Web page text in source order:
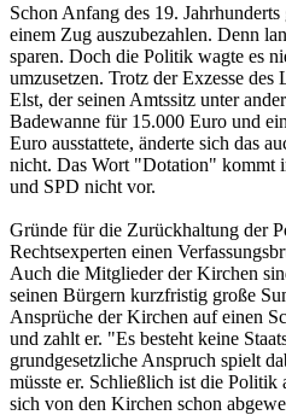
Schon Anfang des 19.
einem Zug auszubezahlen. Denn
sparen. Doch die Politik wagte es
umzusetzen. Trotz der Exzesse
Elst, der seinen Amtssitz unter
Badewanne für 15.000 Euro und
Euro ausstattete, änderte sich das
nicht. Das Wort "Dotation" kommt
und SPD nicht vor.
Gründe für die Zurückhaltung der
Rechtsexperten einen
Auch die Mitglieder der Kirchen
seinen Bürgern kurzfristig große
Ansprüche der Kirchen auf einen
und zahlt er. "Es besteht keine
grundgesetzliche Anspruch spielt
müsste er. Schließlich ist die
sich von den Kirchen schon